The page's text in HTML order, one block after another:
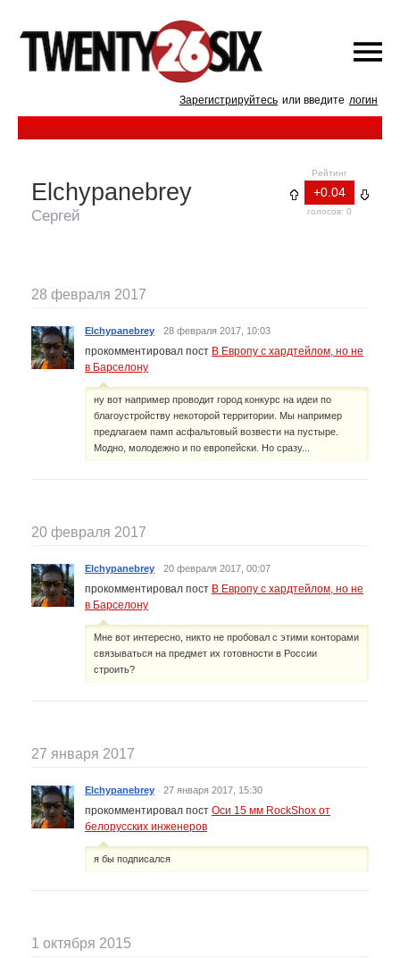
Зарегистрируйтесь или введите логин
Рейтинг
+0.04
голосов: 0
Elchypanebrey
Сергей
28 февраля 2017
Elchypanebrey · 28 февраля 2017, 10:03
прокомментировал пост В Европу с хардтейлом, но не
в Барселону
ну вот например проводит город конкурс на идеи по
благоустройству некоторой территории. Мы например
предлагаем памп асфальтовый возвести на пустыре.
Модно, молодежно и по европейски. Но сразу...
20 февраля 2017
Elchypanebrey · 20 февраля 2017, 00:07
прокомментировал пост В Европу с хардтейлом, но не
в Барселону
Мне вот интересно, никто не пробовал с этими конторами
связываться на предмет их готовности в России
строить?
27 января 2017
Elchypanebrey · 27 января 2017, 15:30
прокомментировал пост Оси 15 мм RockShox от
белорусских инженеров
я бы подписался
1 октября 2015